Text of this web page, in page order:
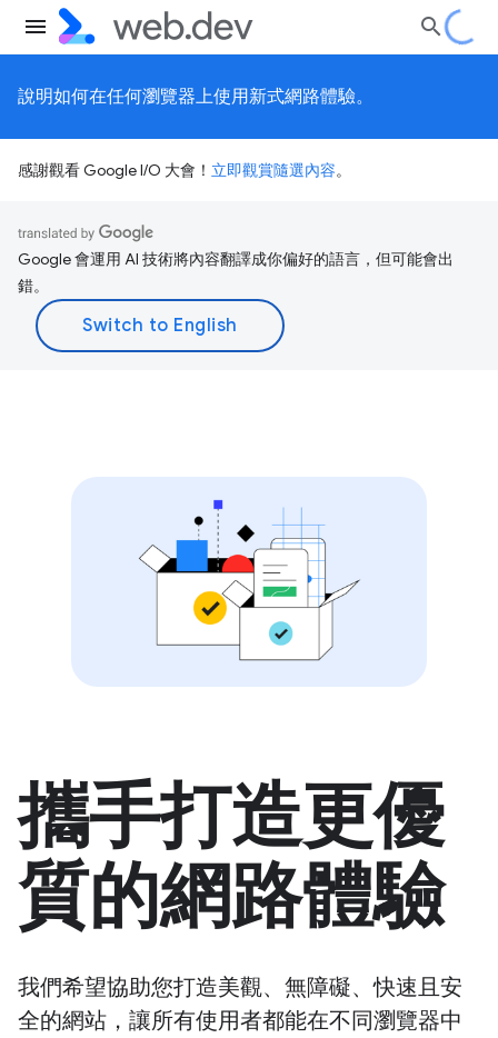
說明如何在任何瀏覽器上使用新式網路體驗。
感謝觀看 Google I/O 大會！ 立即觀賞隨選內容。
Google 會運用 AI 技術將內容翻譯成你偏好的語言，但可能會出
錯。
攜手打造更優
質的網路體驗
我們希望協助您打造美觀、無障礙、快速且安
全的網站，讓所有使用者都能在不同瀏覽器中